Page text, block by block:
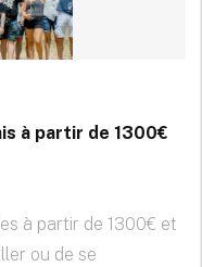
à partir de 1300€
à partir de 1300€ et
ou de se